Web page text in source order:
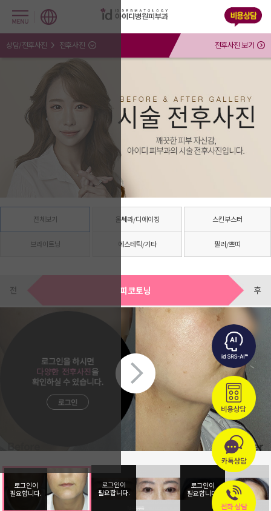
상담/전후사진 전후사진 전후사진 보기
전체보기 울쎄라/디에이징 스킨부스터
브라이트닝 에스테틱/기타 필러/쁘띠
전 피코토닝 후